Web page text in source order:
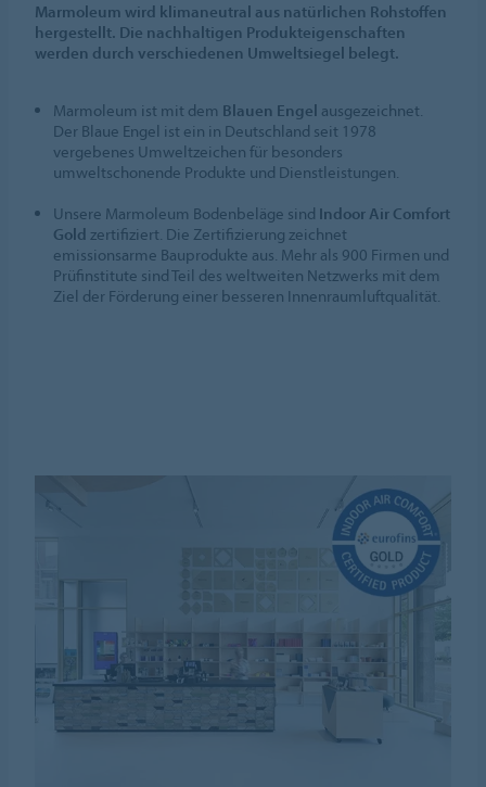
Marmoleum wird klimaneutral aus natürlichen Rohstoffen
hergestellt. Die nachhaltigen Produkteigenschaften
werden durch verschiedenen Umweltsiegel belegt.
Marmoleum ist mit dem Blauen Engel ausgezeichnet.
Der Blaue Engel ist ein in Deutschland seit 1978
vergebenes Umweltzeichen für besonders
umweltschonende Produkte und Dienstleistungen.
Unsere Marmoleum Bodenbeläge sind Indoor Air Comfort
Gold zertifiziert. Die Zertifizierung zeichnet
emissionsarme Bauprodukte aus. Mehr als 900 Firmen und
Prüfinstitute sind Teil des weltweiten Netzwerks mit dem
Ziel der Förderung einer besseren Innenraumluftqualität.